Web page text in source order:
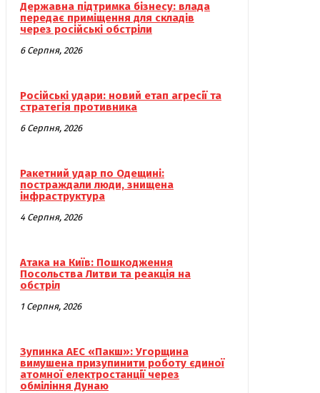
Державна підтримка бізнесу: влада
передає приміщення для складів
через російські обстріли
6 Серпня, 2026
Російські удари: новий етап агресії та
стратегія противника
6 Серпня, 2026
Ракетний удар по Одещині:
постраждали люди, знищена
інфраструктура
4 Серпня, 2026
Атака на Київ: Пошкодження
Посольства Литви та реакція на
обстріл
1 Серпня, 2026
Зупинка АЕС «Пакш»: Угорщина
вимушена призупинити роботу єдиної
атомної електростанції через
обміління Дунаю